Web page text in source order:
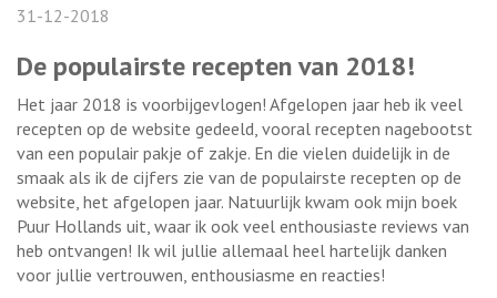
31-12-2018
De populairste recepten van 2018!
Het jaar 2018 is voorbijgevlogen! Afgelopen jaar heb ik veel
recepten op de website gedeeld, vooral recepten nagebootst
van een populair pakje of zakje. En die vielen duidelijk in de
smaak als ik de cijfers zie van de populairste recepten op de
website, het afgelopen jaar. Natuurlijk kwam ook mijn boek
Puur Hollands uit, waar ik ook veel enthousiaste reviews van
heb ontvangen! Ik wil jullie allemaal heel hartelijk danken
voor jullie vertrouwen, enthousiasme en reacties!